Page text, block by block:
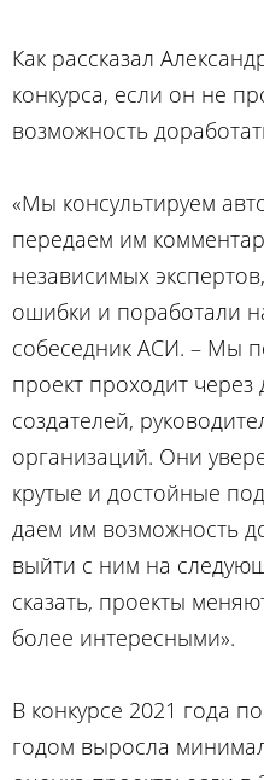
Как рассказал
конкурса, если он не
возможность
«Мы консультируем
передаем им
независимых
ошибки и поработали
собеседник АСИ. – Мы
проект проходит
создателей,
организаций. Они
крутые и достойные
даем им возможность
выйти с ним на
сказать, проекты
более интересными».
В конкурсе 2021 года
годом выросла